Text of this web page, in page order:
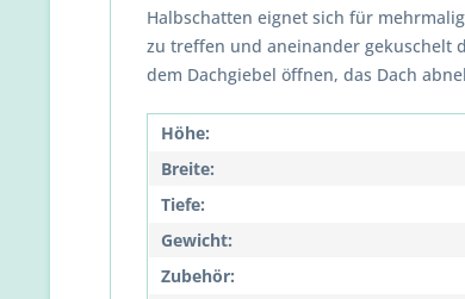
Halbschatten eignet sich für
zu treffen und aneinander gekuschelt
dem Dachgiebel öffnen, das Dach
Höhe:
Breite:
Tiefe:
Gewicht:
Zubehör: